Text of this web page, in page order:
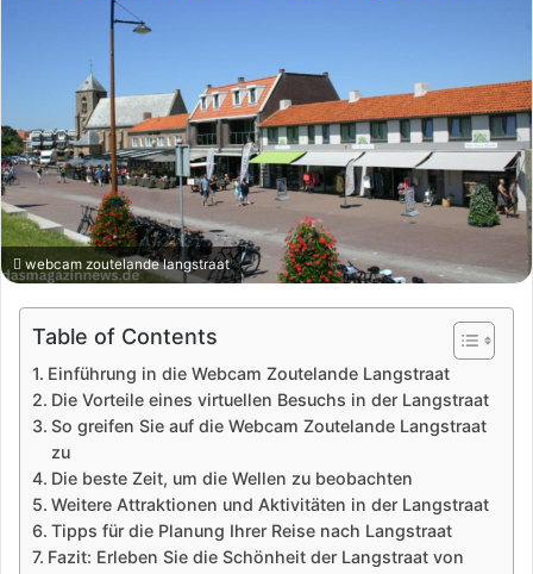
webcam zoutelande langstraat
Table of Contents
Einführung in die Webcam Zoutelande Langstraat
Die Vorteile eines virtuellen Besuchs in der Langstraat
So greifen Sie auf die Webcam Zoutelande Langstraat
zu
Die beste Zeit, um die Wellen zu beobachten
Weitere Attraktionen und Aktivitäten in der Langstraat
Tipps für die Planung Ihrer Reise nach Langstraat
Fazit: Erleben Sie die Schönheit der Langstraat von